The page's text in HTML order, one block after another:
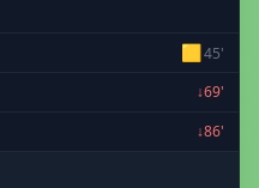
🟨45'
↓69'
↓86'